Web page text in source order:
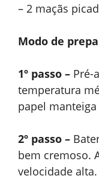
– 2 maçãs
Modo de
1º passo – Pré-
temperatura
papel manteiga
2º passo –
bem cremoso.
velocidade alta.